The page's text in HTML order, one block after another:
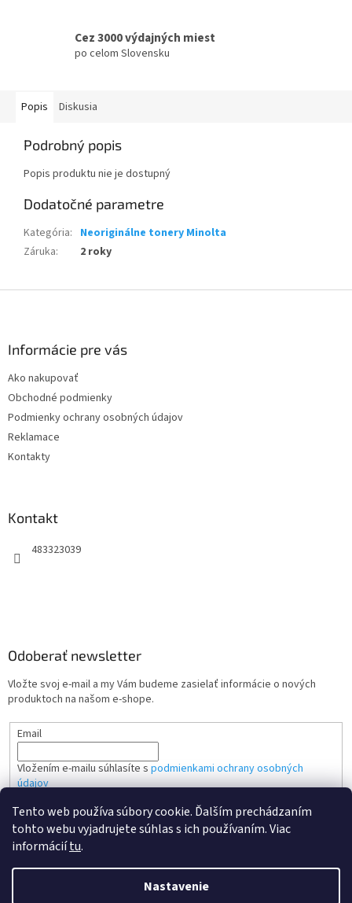
Tento web používa súbory cookie. Ďalším prechádzaním
tohto webu vyjadrujete súhlas s ich používaním. Viac
informáciítu.
Nastavenie
Cez 3000 výdajných miest
po celom Slovensku
Popis Diskusia
Podrobný popis
Popis produktu nie je dostupný
Dodatočné parametre
Kategória: Neoriginálne tonery Minolta
Záruka: 2 roky
Informácie pre vás
Ako nakupovať
Obchodné podmienky
Podmienky ochrany osobných údajov
Reklamace
Kontakty
Kontakt
483323039
Odoberať newsletter
Vložte svoj e-mail a my Vám budeme zasielať informácie o nových
produktoch na našom e-shope.
Email
Vložením e-mailu súhlasíte s podmienkami ochrany osobných
údajov
PRIHLÁSIŤ SA
Vytvoril Shoptet